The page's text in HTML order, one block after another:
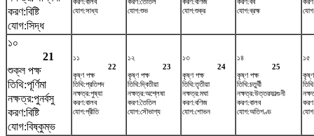
করণ:বিষ্টি
যোগ:সিদ্ধ
যোগ:সাধ্য
যোগ:শুভ
যোগ:শুক্র
যোগ:ব্রহ্ম
১০
21
শুক্ল পক্ষ
তিথি:পূর্ণিমা
নক্ষত্র:পুনর্বসু
করণ:বিষ্টি
যোগ:বিষ্কুম্ভ
১১
22
কৃষ্ণ পক্ষ
তিথি:প্রতিপদ
নক্ষত্র:পুষ্যা
করণ:বালব
যোগ:প্রীতি
১২
23
কৃষ্ণ পক্ষ
তিথি:দ্বিতীয়া
নক্ষত্র:অশ্লেষা
করণ:তৈতিল
যোগ:সৌভাগ্য
১৩
24
কৃষ্ণ পক্ষ
তিথি:তৃতীয়া
নক্ষত্র:মঘা
করণ:বণিজ
যোগ:শোভন
১৪
25
কৃষ্ণ পক্ষ
তিথি:চতুর্থী
নক্ষত্র:উত্তরফাল্গুনী
করণ:বালব
যোগ:অতিগণ্ড
১৫